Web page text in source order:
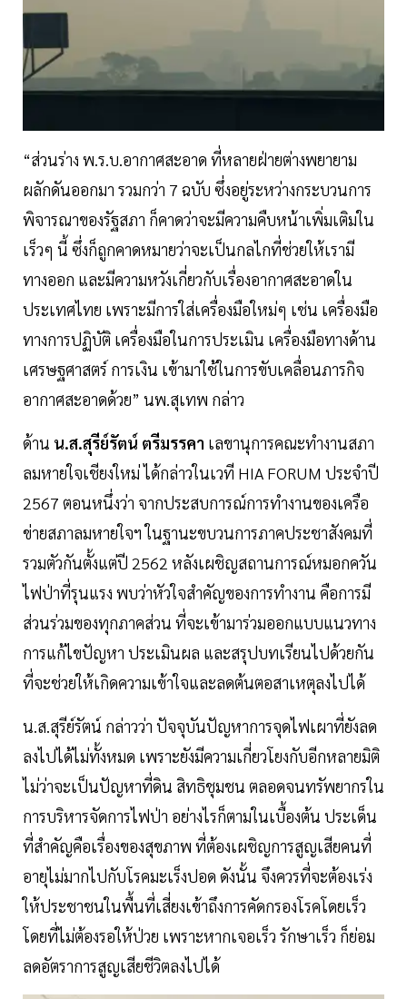
“ส่วนร่าง พ.ร.บ.อากาศสะอาด ที่หลายฝ่ายต่างพยายาม
ผลักดันออกมา รวมกว่า 7 ฉบับ ซึ่งอยู่ระหว่างกระบวนการ
พิจารณาของรัฐสภา ก็คาดว่าจะมีความคืบหน้าเพิ่มเติมใน
เร็วๆ นี้ ซึ่งก็ถูกคาดหมายว่าจะเป็นกลไกที่ช่วยให้เรามี
ทางออก และมีความหวังเกี่ยวกับเรื่องอากาศสะอาดใน
ประเทศไทย เพราะมีการใส่เครื่องมือใหม่ๆ เช่น เครื่องมือ
ทางการปฏิบัติ เครื่องมือในการประเมิน เครื่องมือทางด้าน
เศรษฐศาสตร์ การเงิน เข้ามาใช้ในการขับเคลื่อนภารกิจ
อากาศสะอาดด้วย” นพ.สุเทพ กล่าว
ด้าน น.ส.สุรีย์รัตน์ ตรีมรรคา เลขานุการคณะทำงานสภา
ลมหายใจเชียงใหม่ ได้กล่าวในเวที HIA FORUM ประจำปี
2567 ตอนหนึ่งว่า จากประสบการณ์การทำงานของเครือ
ข่ายสภาลมหายใจฯ ในฐานะขบวนการภาคประชาสังคมที่
รวมตัวกันตั้งแต่ปี 2562 หลังเผชิญสถานการณ์หมอกควัน
ไฟป่าที่รุนแรง พบว่าหัวใจสำคัญของการทำงาน คือการมี
ส่วนร่วมของทุกภาคส่วน ที่จะเข้ามาร่วมออกแบบแนวทาง
การแก้ไขปัญหา ประเมินผล และสรุปบทเรียนไปด้วยกัน
ที่จะช่วยให้เกิดความเข้าใจและลดต้นตอสาเหตุลงไปได้
น.ส.สุรีย์รัตน์ กล่าวว่า ปัจจุบันปัญหาการจุดไฟเผาที่ยังลด
ลงไปได้ไม่ทั้งหมด เพราะยังมีความเกี่ยวโยงกับอีกหลายมิติ
ไม่ว่าจะเป็นปัญหาที่ดิน สิทธิชุมชน ตลอดจนทรัพยากรใน
การบริหารจัดการไฟป่า อย่างไรก็ตามในเบื้องต้น ประเด็น
ที่สำคัญคือเรื่องของสุขภาพ ที่ต้องเผชิญการสูญเสียคนที่
อายุไม่มากไปกับโรคมะเร็งปอด ดังนั้น จึงควรที่จะต้องเร่ง
ให้ประชาชนในพื้นที่เสี่ยงเข้าถึงการคัดกรองโรคโดยเร็ว
โดยที่ไม่ต้องรอให้ป่วย เพราะหากเจอเร็ว รักษาเร็ว ก็ย่อม
ลดอัตราการสูญเสียชีวิตลงไปได้